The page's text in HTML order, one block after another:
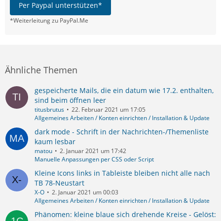
Per Paypal unterstützen*
*Weiterleitung zu PayPal.Me
Ähnliche Themen
gespeicherte Mails, die ein datum wie 17.2. enthalten,
sind beim öffnen leer
titusbrutus
22. Februar 2021 um 17:05
Allgemeines Arbeiten / Konten einrichten / Installation & Update
dark mode - Schrift in der Nachrichten-/Themenliste
kaum lesbar
matou
2. Januar 2021 um 17:42
Manuelle Anpassungen per CSS oder Script
Kleine Icons links in Tableiste bleiben nicht alle nach
TB 78-Neustart
X-O
2. Januar 2021 um 00:03
Allgemeines Arbeiten / Konten einrichten / Installation & Update
Phänomen: kleine blaue sich drehende Kreise - Gelöst: